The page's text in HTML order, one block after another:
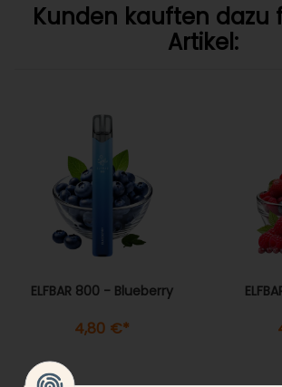
Kunden kauften dazu
Artikel:
ELFBAR 800 - Blueberry
4,80 €*